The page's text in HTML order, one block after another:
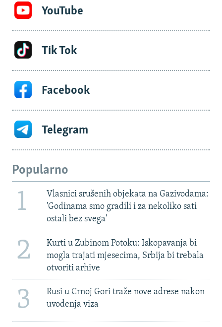
YouTube
Tik Tok
Facebook
Telegram
Popularno
1
Vlasnici srušenih objekata na Gazivodama:
'Godinama smo gradili i za nekoliko sati
ostali bez svega'
2
Kurti u Zubinom Potoku: Iskopavanja bi
mogla trajati mjesecima, Srbija bi trebala
otvoriti arhive
3
Rusi u Crnoj Gori traže nove adrese nakon
uvođenja viza